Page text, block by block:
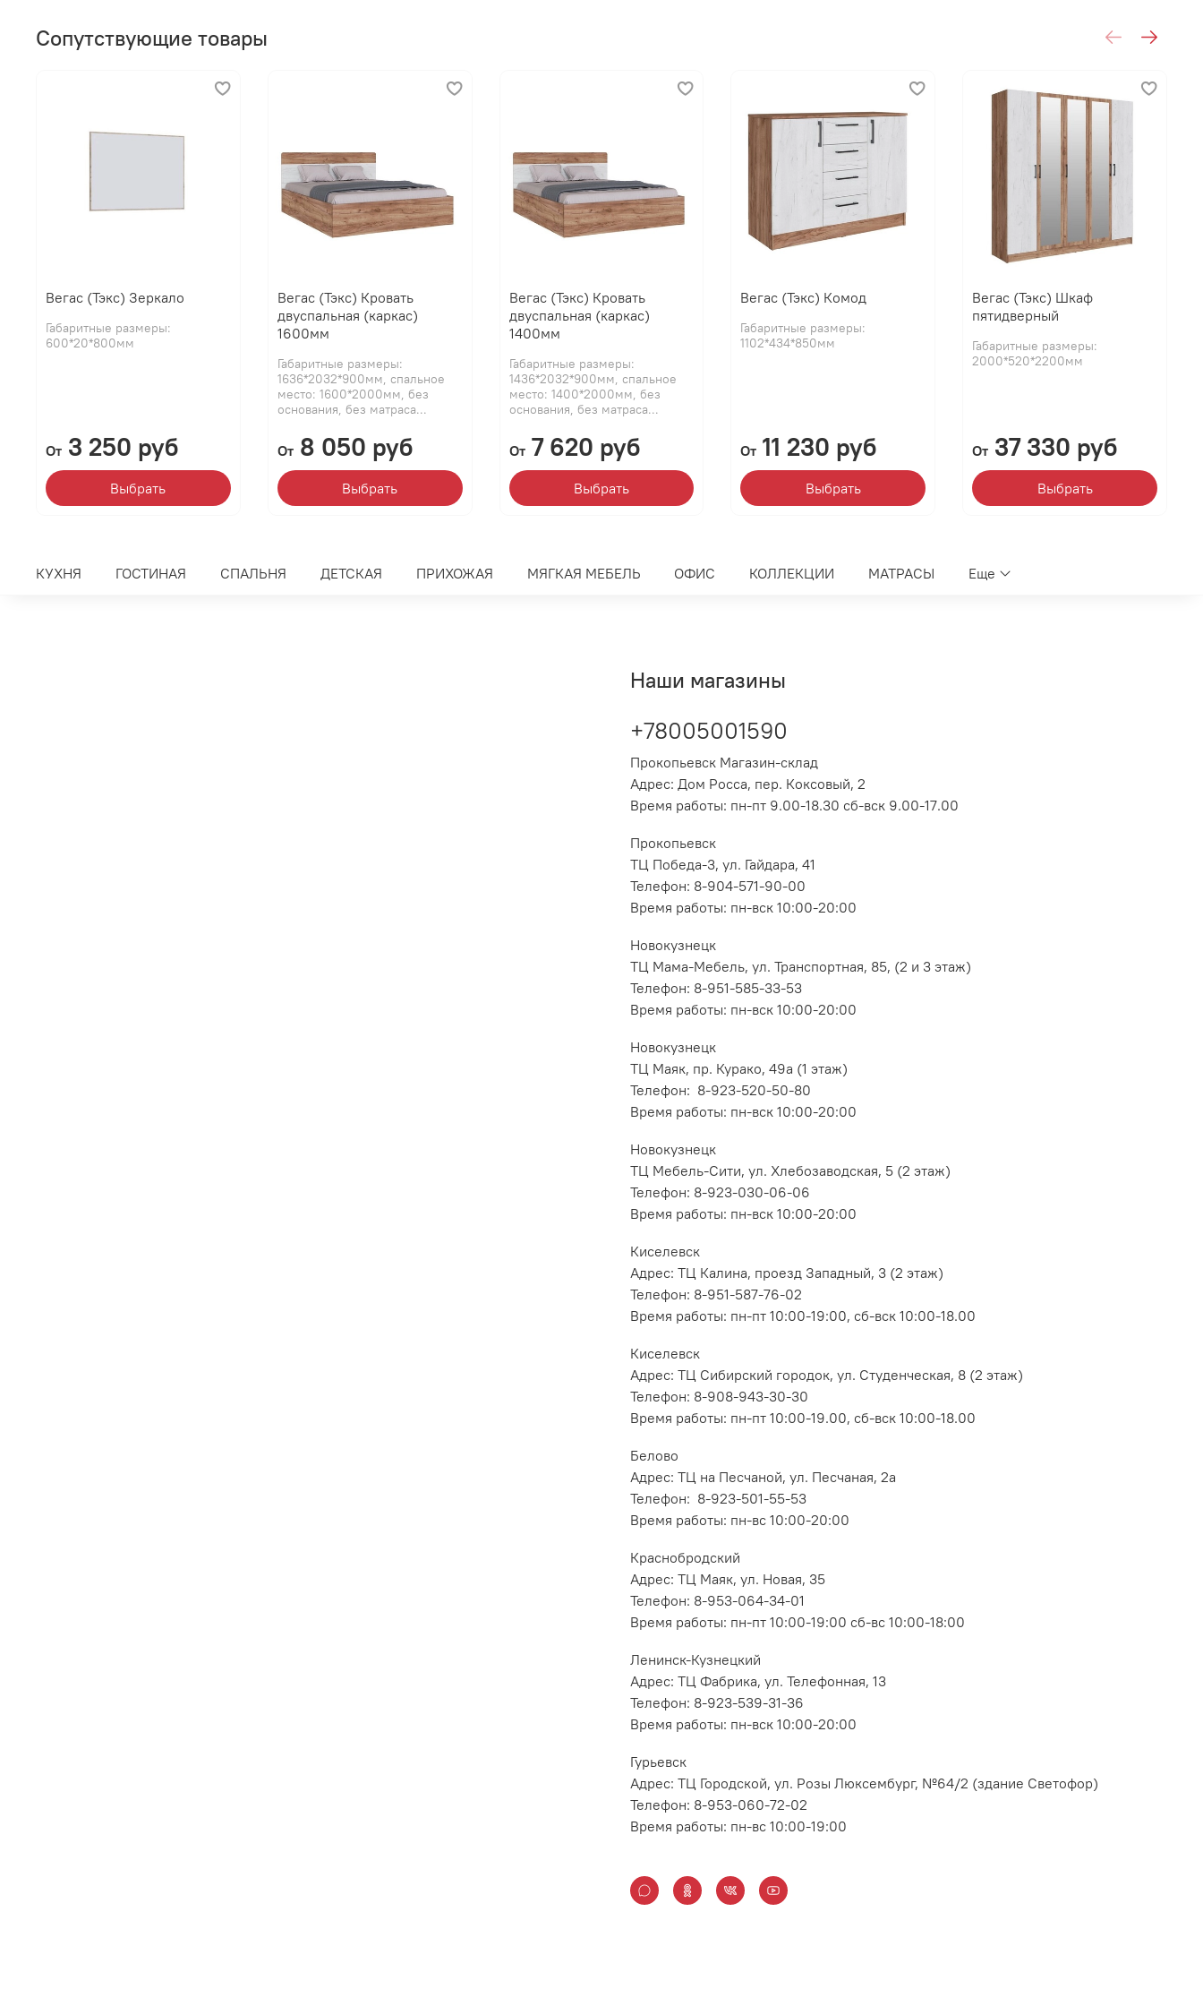
цена зависит от расцветки!
Сопутствующие товары
Вегас (Тэкс) Зеркало
Габаритные размеры:
600*20*800мм
От 3 250 руб
Выбрать
Вегас (Тэкс) Кровать
двуспальная (каркас)
1600мм
Габаритные размеры:
1636*2032*900мм, спальное
место: 1600*2000мм, без
основания, без матраса...
От8 050 руб
Выбрать
Вегас (Тэкс) Кровать
двуспальная (каркас)
1400мм
Габаритные размеры:
1436*2032*900мм, спальное
место: 1400*2000мм, без
основания, без матраса...
От7 620 руб
Выбрать
Вегас (Тэкс) Комод
Габаритные размеры:
1102*434*850мм
От 11 230 руб
Выбрать
Вегас (Тэкс) Шкаф
пятидверный
Габаритные размеры:
2000*520*2200мм
От 37 330 руб
Выбрать
КУХНЯ ГОСТИНАЯ СПАЛЬНЯ ДЕТСКАЯ ПРИХОЖАЯ МЯГКАЯ МЕБЕЛЬ ОФИС КОЛЛЕКЦИИ МАТРАСЫ Еще
Наши магазины
+78005001590
Прокопьевск Магазин-склад
Адрес: Дом Росса, пер. Коксовый, 2
Время работы: пн-пт 9.00-18.30 сб-вск 9.00-17.00
Прокопьевск
ТЦ Победа-3, ул. Гайдара, 41
Телефон: 8-904-571-90-00
Время работы: пн-вск 10:00-20:00
Новокузнецк
ТЦ Мама-Мебель, ул. Транспортная, 85, (2 и 3 этаж)
Телефон: 8-951-585-33-53
Время работы: пн-вск 10:00-20:00
Новокузнецк
ТЦ Маяк, пр. Курако, 49а (1 этаж)
Телефон: 8-923-520-50-80
Время работы: пн-вск 10:00-20:00
Новокузнецк
ТЦ Мебель-Сити, ул. Хлебозаводская, 5 (2 этаж)
Телефон: 8-923-030-06-06
Время работы: пн-вск 10:00-20:00
Киселевск
Адрес: ТЦ Калина, проезд Западный, 3 (2 этаж)
Телефон: 8-951-587-76-02
Время работы: пн-пт 10:00-19:00, сб-вск 10:00-18.00
Киселевск
Адрес: ТЦ Сибирский городок, ул. Студенческая, 8 (2 этаж)
Телефон: 8-908-943-30-30
Время работы: пн-пт 10:00-19.00, сб-вск 10:00-18.00
Белово
Адрес: ТЦ на Песчаной, ул. Песчаная, 2а
Телефон: 8-923-501-55-53
Время работы: пн-вс 10:00-20:00
Краснобродский
Адрес: ТЦ Маяк, ул. Новая, 35
Телефон: 8-953-064-34-01
Время работы: пн-пт 10:00-19:00 сб-вс 10:00-18:00
Ленинск-Кузнецкий
Адрес: ТЦ Фабрика, ул. Телефонная, 13
Телефон: 8-923-539-31-36
Время работы: пн-вск 10:00-20:00
Гурьевск
Адрес: ТЦ Городской, ул. Розы Люксембург, №64/2 (здание Светофор)
Телефон: 8-953-060-72-02
Время работы: пн-вс 10:00-19:00